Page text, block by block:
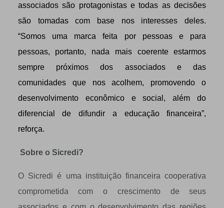
associados são protagonistas e todas as decisões
são tomadas com base nos interesses deles.
“Somos uma marca feita por pessoas e para
pessoas, portanto, nada mais coerente estarmos
sempre próximos dos associados e das
comunidades que nos acolhem, promovendo o
desenvolvimento econômico e social, além do
diferencial de difundir a educação financeira”,
reforça.
Sobre o Sicredi?
O Sicredi é uma instituição financeira cooperativa
comprometida com o crescimento de seus